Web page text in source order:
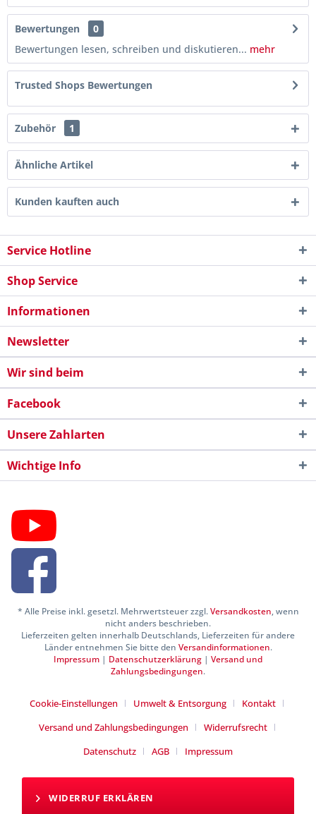
Bewertungen
0
Bewertungen lesen, schreiben und diskutieren... mehr
Trusted Shops Bewertungen
Zubehör 1
Ähnliche Artikel
Kunden kauften auch
Service Hotline
Shop Service
Informationen
Newsletter
Wir sind beim
Facebook
Unsere Zahlarten
Wichtige Info
* Alle Preise inkl. gesetzl. Mehrwertsteuer zzgl.Versandkosten, wenn
nicht anders beschrieben.
Lieferzeiten gelten innerhalb Deutschlands, Lieferzeiten für andere
Länder entnehmen Sie bitte den Versandinformationen.
Impressum | Datenschutzerklärung | Versand und
Zahlungsbedingungen.
Cookie-Einstellungen Umwelt & Entsorgung
Kontakt
Versand und Zahlungsbedingungen
Widerrufsrecht
Datenschutz
AGB Impressum
WIDERRUF ERKLÄREN